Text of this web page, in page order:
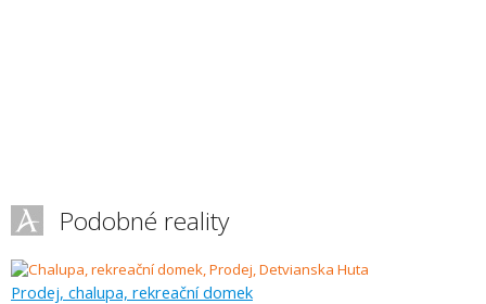
Podobné reality
Prodej, chalupa, rekreační domek